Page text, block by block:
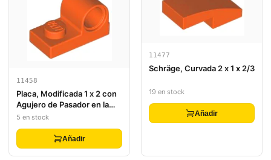
11458
Placa, Modificada 1 x 2 con
Agujero de Pasador en la
Parte Superior
5 en stock
Añadir
11477
Schräge, Curvada 2 x 1 x 2/3
19 en stock
Añadir